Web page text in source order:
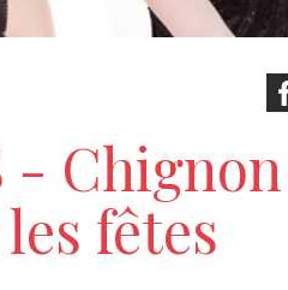
- Chignon
fêtes